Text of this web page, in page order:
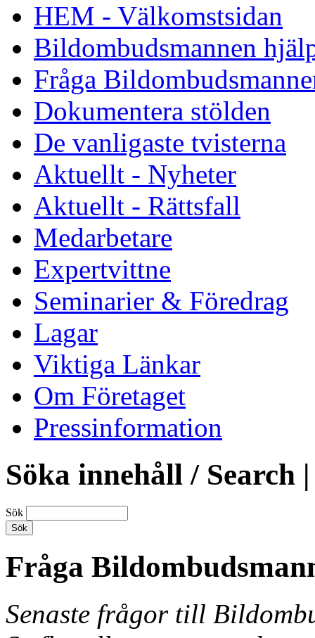
HEM - Välkomstsidan
Bildombudsmannen
Fråga
Dokumentera stölden
De vanligaste tvisterna
Aktuellt - Nyheter
Aktuellt - Rättsfall
Medarbetare
Expertvittne
Seminarier & Föredrag
Lagar
Viktiga Länkar
Om Företaget
Pressinformation
Söka innehåll / Search
Sök
Fråga
Senaste frågor till